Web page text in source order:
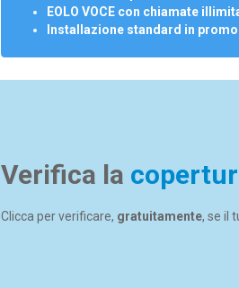
EOLO VOCE con chiamate
Installazione standard in
Verifica la
Clicca per verificare, gratuitamente, se il